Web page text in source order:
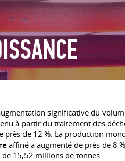
significative du
à partir du traitement des
de 12 %. La production
affiné a augmenté de près de 8
15,52 millions de tonnes.